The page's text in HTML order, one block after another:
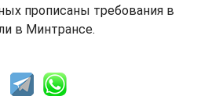
прописаны требования в
в Минтрансе.